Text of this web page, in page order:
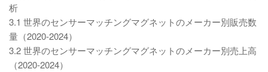
析
3.1 世界のセンサーマッチングマグネットのメーカー別販売数
量（2020-2024）
3.2 世界のセンサーマッチングマグネットのメーカー別売上高
（2020-2024）